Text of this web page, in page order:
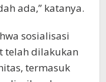
ada,” katanya.
sosialisasi
telah dilakukan
termasuk